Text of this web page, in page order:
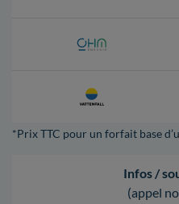
*Prix TTC pour un forfait base
Infos /
(appel